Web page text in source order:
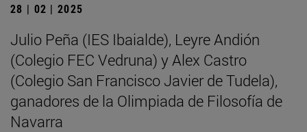
28 | 02 | 2025
Julio Peña (IES Ibaialde), Leyre Andión
(Colegio FEC Vedruna) y Alex Castro
(Colegio San Francisco Javier de Tudela),
ganadores de la Olimpiada de Filosofía de
Navarra